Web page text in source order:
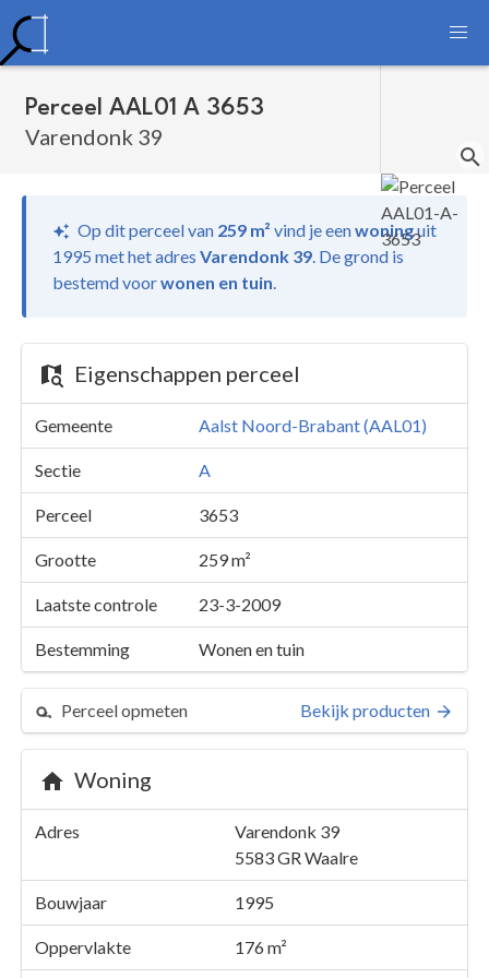
Perceel AAL01 A 3653
Varendonk 39
Op dit perceel van 259 m² vind jeeenwoninguit
1995 met het adres Varendonk 39. De grond is
bestemd voorwonen en tuin.
Eigenschappen perceel
Gemeente Aalst Noord-Brabant (AAL01)
Sectie A
Perceel 3653
Grootte 259 m²
Laatste controle 23-3-2009
Bestemming Wonen en tuin
Perceel opmeten Bekijk producten
Woning
Adres
Varendonk 39
5583 GRWaalre
Bouwjaar 1995
Oppervlakte 176 m²
Perceel 3653
Kaarten en rapporten